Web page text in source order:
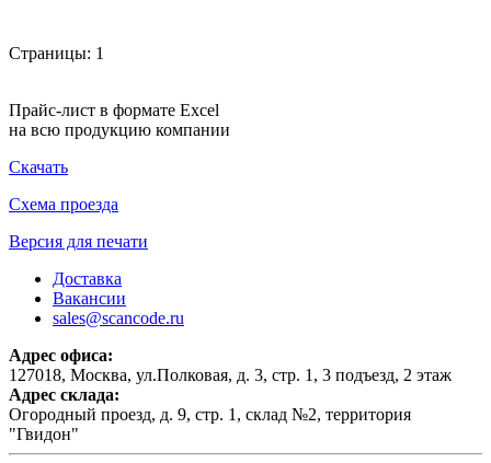
Страницы: 1
Прайс-лист в формате Excel
на всю продукцию компании
Скачать
Схема проезда
Версия для печати
Доставка
Вакансии
sales@scancode.ru
Адрес офиса:
127018, Москва, ул.Полковая, д. 3, стр. 1, 3 подъезд, 2 этаж
Адрес склада:
Огородный проезд, д. 9, стр. 1, склад №2, территория
"Гвидон"